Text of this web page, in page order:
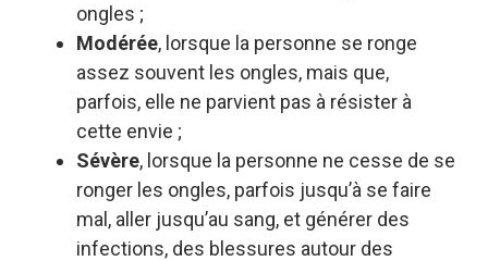
ongles ;
Modérée, lorsque la personne se ronge
assez souvent les ongles, mais que,
parfois, elle ne parvient pas à résister à
cette envie ;
Sévère, lorsque la personne ne cesse de se
ronger les ongles, parfois jusqu’à se faire
mal, aller jusqu’au sang, et générer des
infections, des blessures autour des